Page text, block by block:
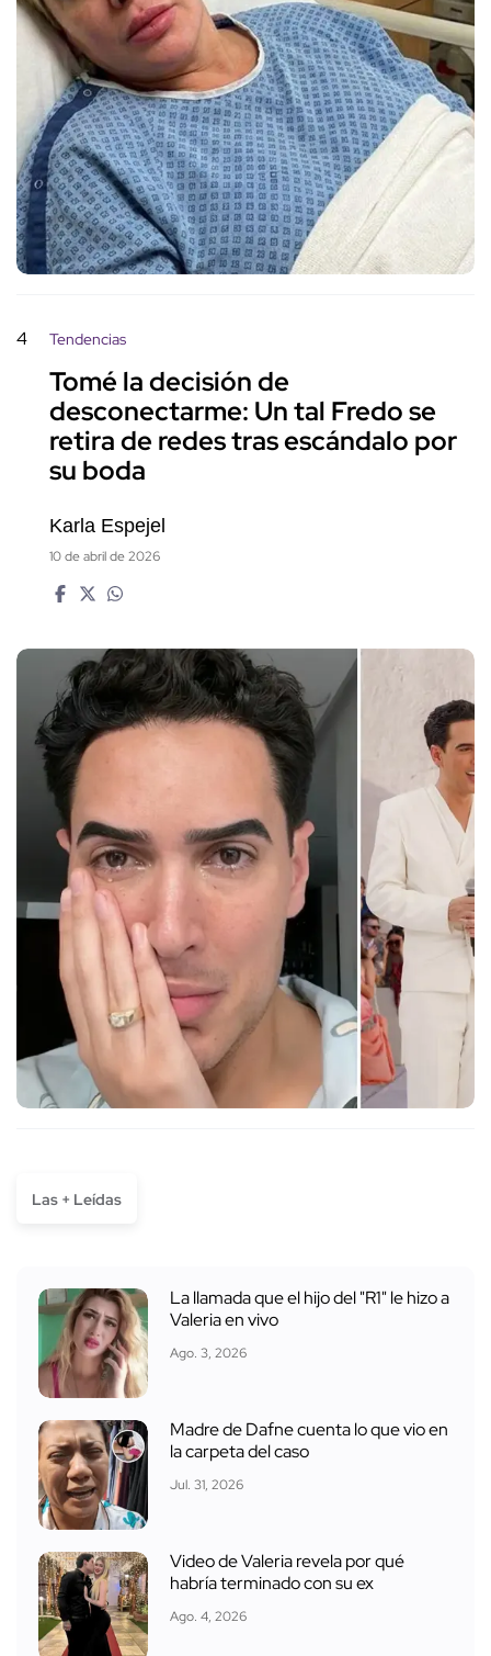
4 Tendencias
Tomé la decisión de
desconectarme: Un tal Fredo se
retira de redes tras escándalo por
su boda
Karla Espejel
10 de abril de 2026
Las + Leídas
La llamada que el hijo del "R1" le hizo a
Valeria en vivo
Ago. 3, 2026
Madre de Dafne cuenta lo que vio en
la carpeta del caso
Jul. 31, 2026
Video de Valeria revela por qué
habría terminado con su ex
Ago. 4, 2026